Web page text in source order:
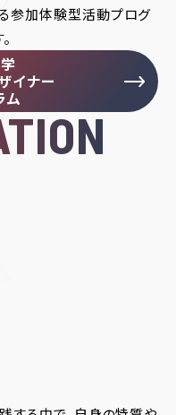
参加体験型活動プログ
イナー
ム